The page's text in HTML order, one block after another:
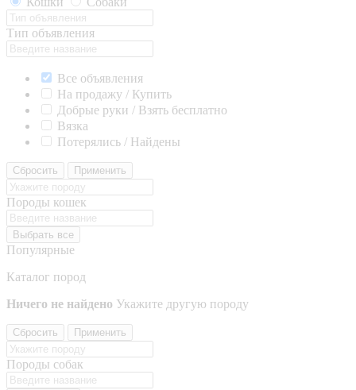
Тип объявления
Все объявления
На продажу / Купить
Добрые руки / Взять бесплатно
Вязка
Потерялись / Найдены
Сбросить Применить
Породы кошек
Выбрать все
Популярные
Каталог пород
Ничего не найдено Укажите другую породу
Сбросить Применить
Породы собак